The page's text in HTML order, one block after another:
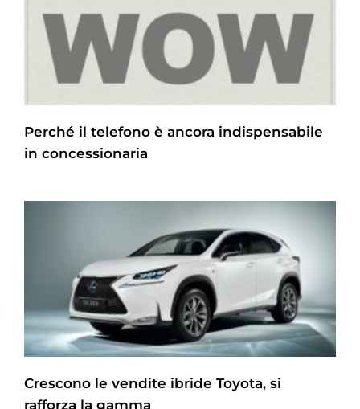
Perché il telefono è ancora indispensabile
in concessionaria
Crescono le vendite ibride Toyota, si
rafforza la gamma